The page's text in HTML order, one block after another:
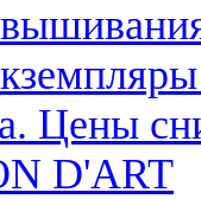
Цены
D'ART